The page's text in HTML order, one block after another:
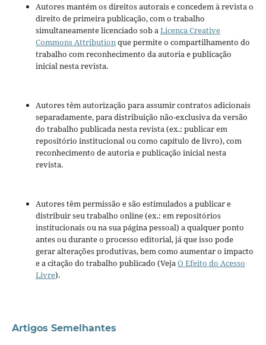
Autores mantém os direitos autorais e concedem à revista o
direito de primeira publicação, com o trabalho
simultaneamente licenciado sob a Licença Creative
Commons Attribution que permite o compartilhamento do
trabalho com reconhecimento da autoria e publicação
inicial nesta revista.
Autores têm autorização para assumir contratos adicionais
separadamente, para distribuição não-exclusiva da versão
do trabalho publicada nesta revista (ex.: publicar em
repositório institucional ou como capítulo de livro), com
reconhecimento de autoria e publicação inicial nesta
revista.
Autores têm permissão e são estimulados a publicar e
distribuir seu trabalho online (ex.: em repositórios
institucionais ou na sua página pessoal) a qualquer ponto
antes ou durante o processo editorial, já que isso pode
gerar alterações produtivas, bem como aumentar o impacto
e a citação do trabalho publicado (Veja O Efeito do Acesso
Livre).
Artigos Semelhantes